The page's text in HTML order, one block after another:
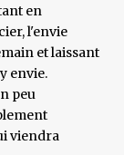
en
l'envie
et laissant
envie.
peu
viendra